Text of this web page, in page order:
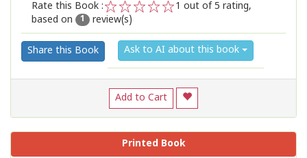
Rate this Book :
2
1
1 out of 5 rating,
based on
1 review(s)
Share this Book Ask to AI about this book
Add to Cart
Printed Book